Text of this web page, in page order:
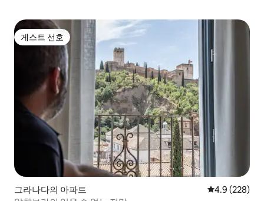
rezaban ante esta estatua. Creció una
devoción tan grande que incluso el
Arzobispo Fray Bernardo de los Ríos
Guzmán declaró que, a cualquier
persona que le rezara al Cristo de los
Favores un Padrenuestro y un Ave
María, le cedería 40 días de perdón. Hoy
en día, cada Viernes Santo multitud de
personas se congregan a su alrededor
para a las 15:00 en punto rezar y pedir
tres deseos. A 160 metros (2 minutos
andando) nos encontramos la Iglesia de
Santo Domingo, donde recibían
sepultura los miembros de la nobleza
Granadina. No se puede dejar de visitar
tampoco El museo Casa de los Tiros a 80
게스트 선호
게스트 선호
그라나다의 아파트 평점 4.9점(5
4.9 (228)